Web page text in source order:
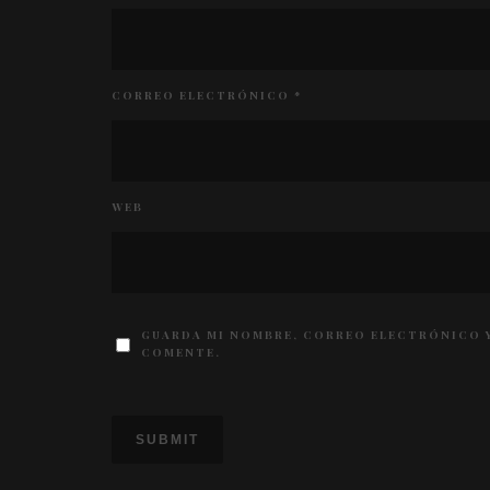
CORREO ELECTRÓNICO *
WEB
GUARDA MI NOMBRE, CORREO ELECTRÓNICO
COMENTE.